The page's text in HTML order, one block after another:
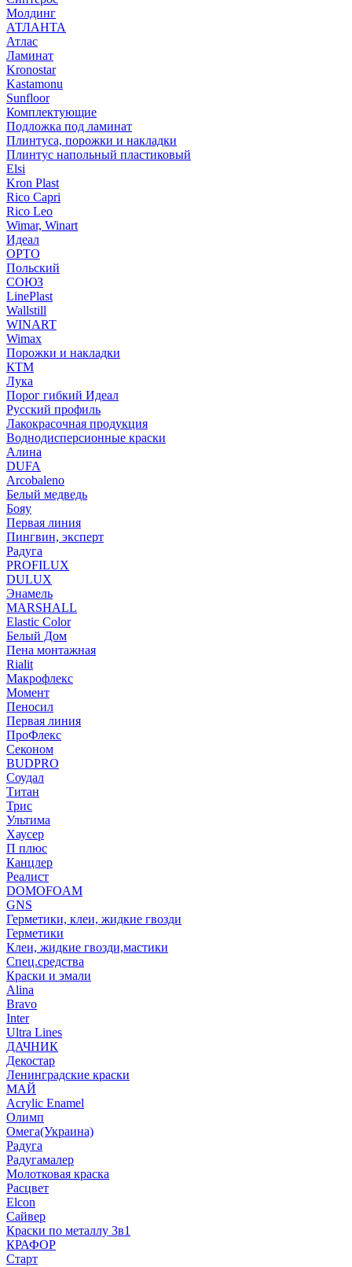
Молдинг
АТЛАНТА
Атлас
Ламинат
Kronostar
Kastamonu
Sunfloor
Комплектующие
Подложка под ламинат
Плинтуса, порожки и накладки
Плинтус напольный пластиковый
Elsi
Kron Plast
Rico Capri
Rico Leo
Wimar, Winart
Идеал
ОРТО
Польский
СОЮЗ
LinePlast
Wallstill
WINART
Wimax
Порожки и накладки
КТМ
Лука
Порог гибкий Идеал
Русский профиль
Лакокрасочная продукция
Воднодисперсионные краски
Алина
DUFA
Arcobaleno
Белый медведь
Бояу
Первая линия
Пингвин, эксперт
Радуга
PROFILUX
DULUX
Энамель
MARSHALL
Elastic Color
Белый Дом
Пена монтажная
Rialit
Макрофлекс
Момент
Пеносил
Первая линия
ПроФлекс
Секоном
BUDPRO
Соудал
Титан
Трис
Ультима
Хаусер
П плюс
Канцлер
Реалист
DOMOFOAM
GNS
Герметики, клеи, жидкие гвозди
Герметики
Клеи, жидкие гвозди,мастики
Спец.средства
Краски и эмали
Alina
Bravo
Inter
Ultra Lines
ДАЧНИК
Декостар
Ленинградские краски
МАЙ
Acrylic Enamel
Олимп
Омега(Украина)
Радуга
Радугамалер
Молотковая краска
Расцвет
Elcon
Сайвер
Краски по металлу 3в1
КРАФОР
Старт